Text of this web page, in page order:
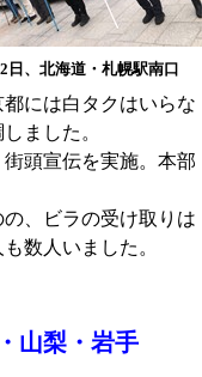
日、北海道・札幌駅南口
には白タクはいらな
ました。
頭宣伝を実施。本部
、ビラの受け取りは
数人いました。
山梨・岩手